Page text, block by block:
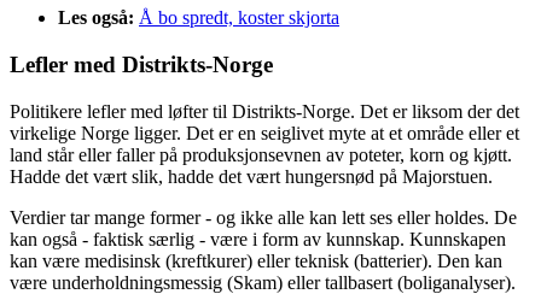
Les også: Å bo spredt, koster skjorta
Lefler med Distrikts-Norge
Politikere lefler med løfter til Distrikts-Norge. Det er liksom der det
virkelige Norge ligger. Det er en seiglivet myte at et område eller et
land står eller faller på produksjonsevnen av poteter, korn og kjøtt.
Hadde det vært slik, hadde det vært hungersnød på Majorstuen.
Verdier tar mange former - og ikke alle kan lett ses eller holdes. De
kan også - faktisk særlig - være i form av kunnskap. Kunnskapen
kan være medisinsk (kreftkurer) eller teknisk (batterier). Den kan
være underholdningsmessig (Skam) eller tallbasert (boliganalyser).